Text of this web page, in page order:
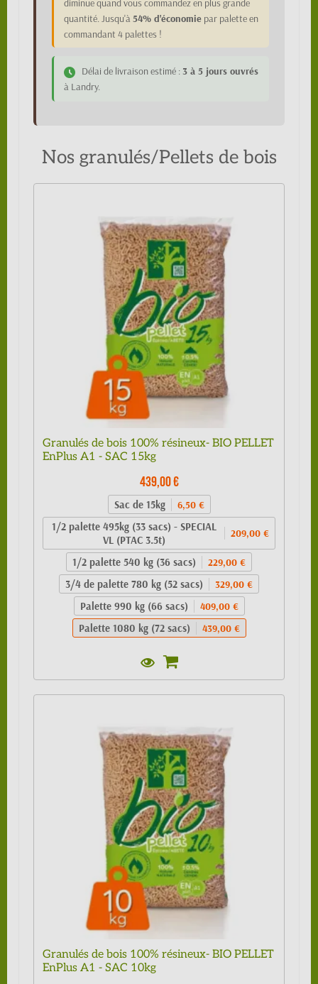
diminue quand vous commandez en plus grande
quantité. Jusqu'à54% d'économie par palette en
commandant 4 palettes !
Délai de livraison estimé : 3 à 5 jours ouvrés
à Landry.
Nos granulés/Pellets de bois
Granulés de bois 100% résineux- BIO PELLET
EnPlus A1 - SAC 15kg
439,00 €
Sac de 15kg 6,50 €
1/2 palette 495kg (33 sacs) - SPECIAL
VL (PTAC 3.5t)
209,00 €
1/2 palette 540 kg (36 sacs) 229,00 €
3/4 de palette 780 kg (52 sacs) 329,00 €
Palette 990 kg (66 sacs) 409,00 €
Palette 1080 kg (72 sacs) 439,00 €
Granulés de bois 100% résineux- BIO PELLET
EnPlus A1 - SAC 10kg